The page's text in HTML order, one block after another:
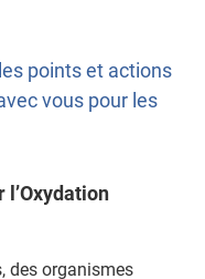
points et actions
vous pour les
des organismes